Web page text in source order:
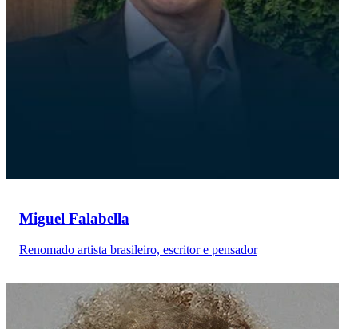
Miguel Falabella
Renomado artista brasileiro, escritor e pensador